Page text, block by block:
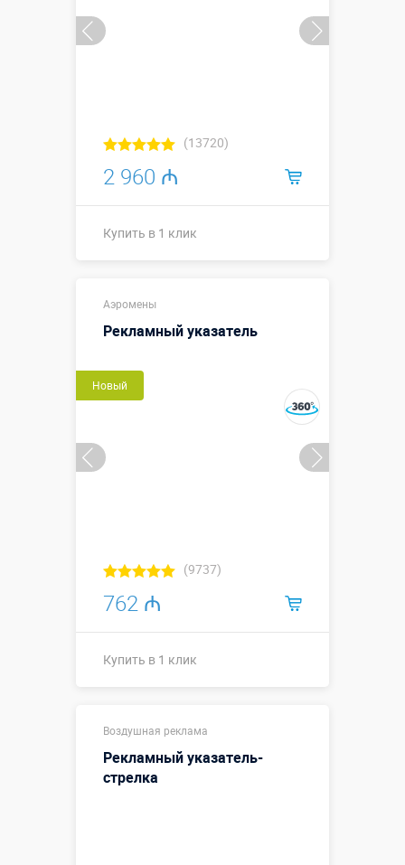
(13720)
2 960 ₼
Купить в 1 клик
Больше деталей →
Аэромены
Рекламный указатель
Новый
(9737)
762 ₼
Купить в 1 клик
Высота, метры:
Больше деталей →
Воздушная реклама
Рекламный указатель-
стрелка